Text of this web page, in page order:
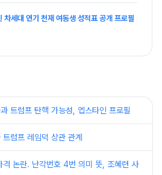
차세대 연기 천재 여동생 성적표 공개 프로필
트럼프 탄핵 가능성, 엡스타인 프로필
럼프 레임덕 상관 관계
격 논란. 난각번호 4번 의미 뜻, 조혜련 사